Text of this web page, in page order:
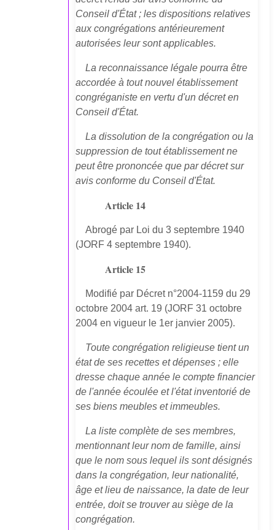
Conseil d'État ; les dispositions relatives
aux congrégations antérieurement
autorisées leur sont applicables.
La reconnaissance légale pourra être
accordée à tout nouvel établissement
congréganiste en vertu d'un décret en
Conseil d'État.
La dissolution de la congrégation ou la
suppression de tout établissement ne
peut être prononcée que par décret sur
avis conforme du Conseil d'État.
Article 14
Abrogé par Loi du 3 septembre 1940
(JORF 4 septembre 1940).
Article 15
Modifié par Décret n°2004-1159 du 29
octobre 2004 art. 19 (JORF 31 octobre
2004 en vigueur le 1er janvier 2005).
Toute congrégation religieuse tient un
état de ses recettes et dépenses ; elle
dresse chaque année le compte financier
de l'année écoulée et l'état inventorié de
ses biens meubles et immeubles.
La liste complète de ses membres,
mentionnant leur nom de famille, ainsi
que le nom sous lequel ils sont désignés
dans la congrégation, leur nationalité,
âge et lieu de naissance, la date de leur
entrée, doit se trouver au siège de la
congrégation.